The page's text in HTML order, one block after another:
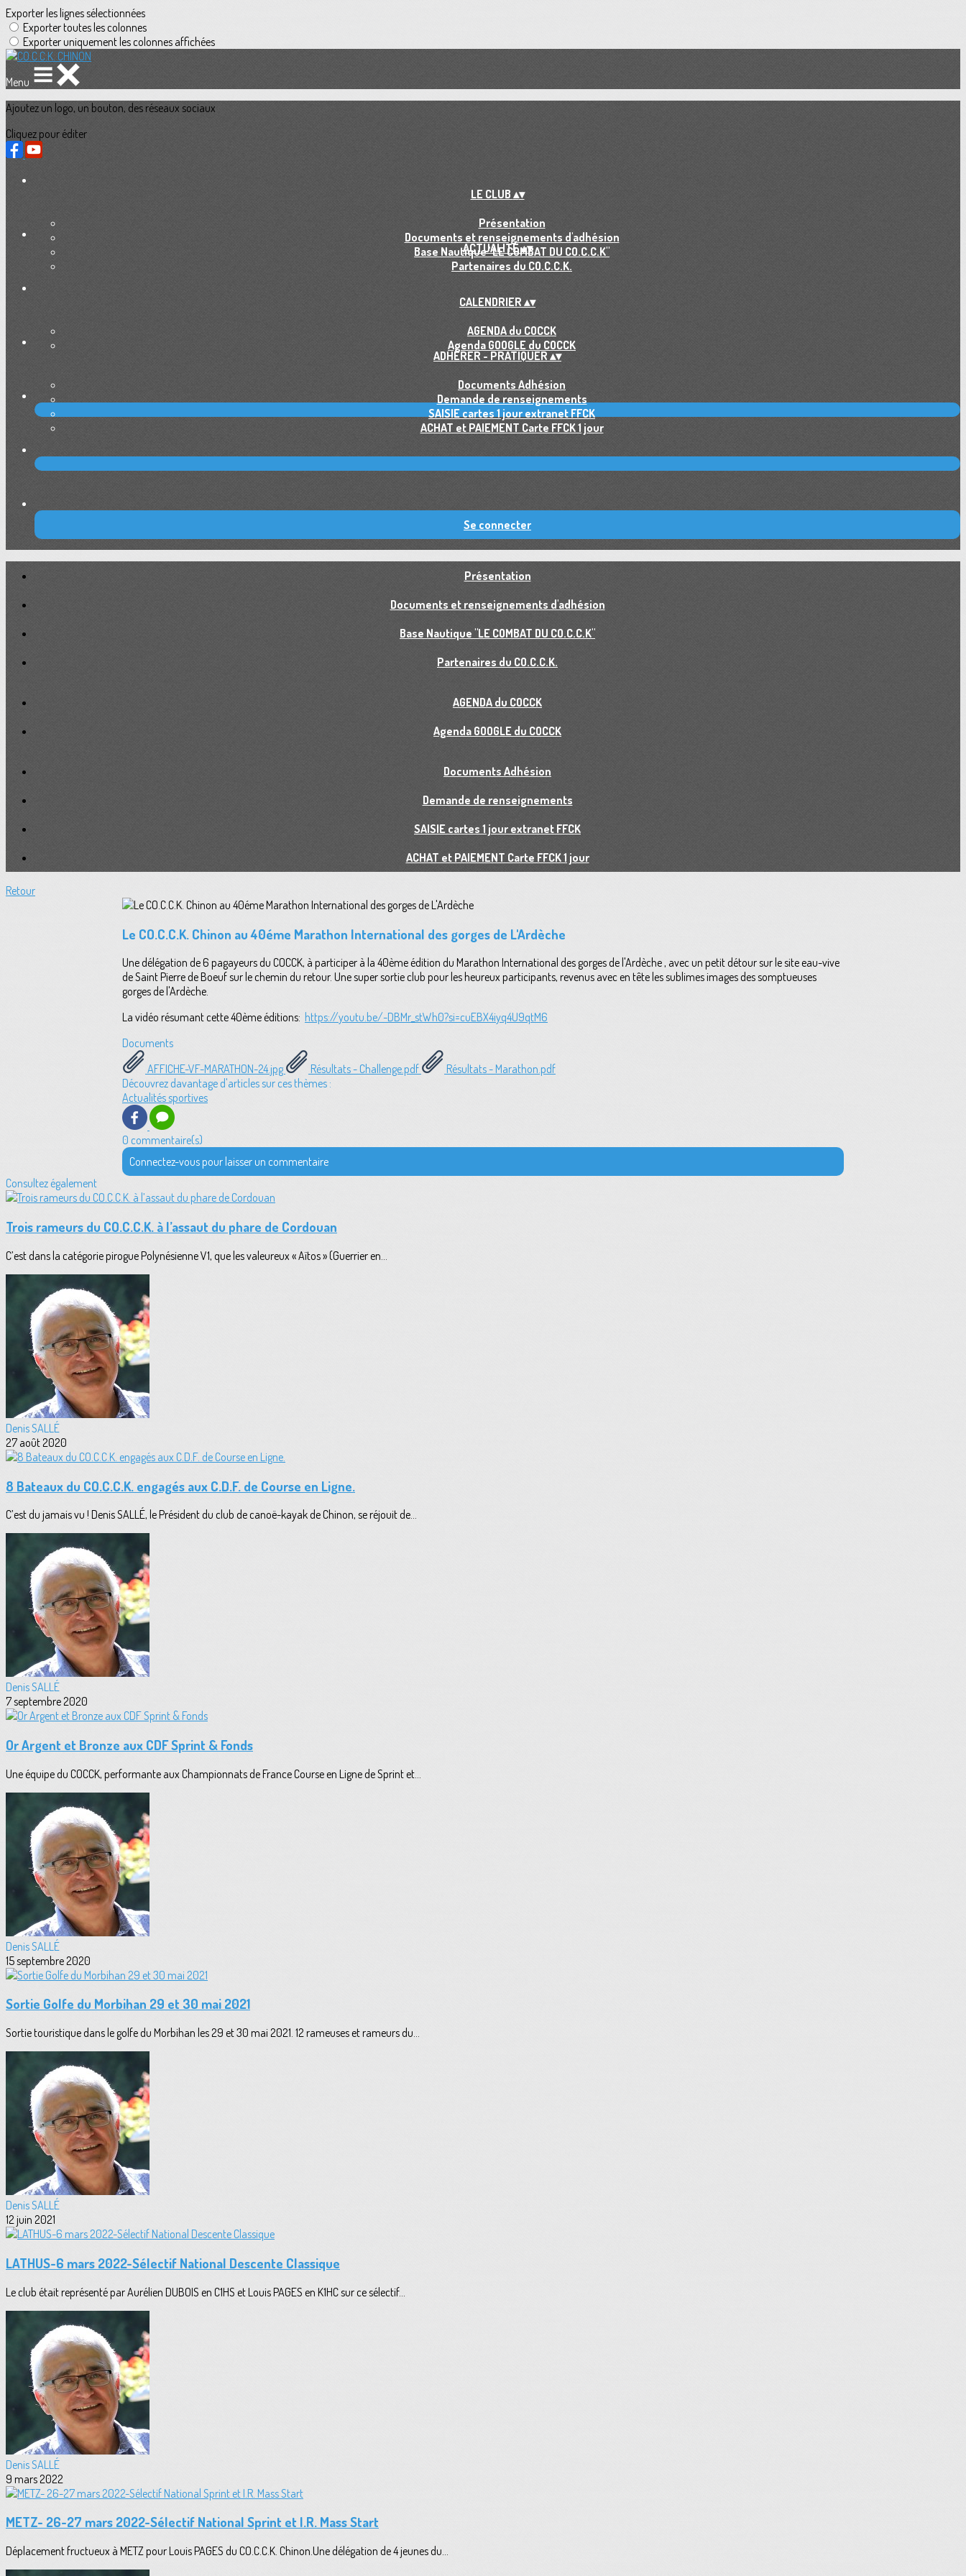
Exporter les lignes sélectionnées
Exporter toutes les colonnes
Exporter uniquement les colonnes affichées
Menu
Ajoutez un logo, un bouton, des réseaux sociaux
Cliquez pour éditer
LE CLUB ▴▾
Présentation
Documents et renseignements d'adhésion
Base Nautique "LE COMBAT DU CO.C.C.K"
Partenaires du CO.C.C.K.
ACTUALITÉ▴▾
CALENDRIER ▴▾
AGENDA du COCCK
Agenda GOOGLE du COCCK
ADHÉRER - PRATIQUER ▴▾
Documents Adhésion
Demande de renseignements
SAISIE cartes 1 jour extranet FFCK
ACHAT et PAIEMENT Carte FFCK 1 jour
Se connecter
Présentation
Documents et renseignements d'adhésion
Base Nautique "LE COMBAT DU CO.C.C.K"
Partenaires du CO.C.C.K.
AGENDA du COCCK
Agenda GOOGLE du COCCK
Documents Adhésion
Demande de renseignements
SAISIE cartes 1 jour extranet FFCK
ACHAT et PAIEMENT Carte FFCK 1 jour
Retour
Le CO.C.C.K. Chinon au 40éme Marathon International des gorges de L'Ardèche
Une délégation de 6 pagayeurs du COCCK, à participer à la 40ème édition du Marathon International des gorges de l'Ardèche , avec un petit détour sur le site eau-vive
de Saint Pierre de Boeuf sur le chemin du retour. Une super sortie club pour les heureux participants, revenus avec en tête les sublimes images des somptueuses
gorges de l'Ardèche.
La vidéo résumant cette 40ème éditions: https://youtu.be/-DBMr_stWh0?si=cuEBX4iyq4U9qtM6
Documents
AFFICHE-VF-MARATHON-24.jpg
Résultats - Challenge.pdf
Résultats - Marathon.pdf
Découvrez davantage d'articles sur ces thèmes :
Actualités sportives
0 commentaire(s)
Connectez-vous pour laisser un commentaire
Consultez également
Trois rameurs du CO.C.C.K. à l’assaut du phare de Cordouan
C’est dans la catégorie pirogue Polynésienne V1, que les valeureux « Aïtos » (Guerrier en...
Denis SALLÉ
27 août 2020
8 Bateaux du CO.C.C.K. engagés aux C.D.F. de Course en Ligne.
C’est du jamais vu ! Denis SALLÉ, le Président du club de canoë-kayak de Chinon, se réjouit de...
Denis SALLÉ
7 septembre 2020
Or Argent et Bronze aux CDF Sprint & Fonds
Une équipe du COCCK, performante aux Championnats de France Course en Ligne de Sprint et...
Denis SALLÉ
15 septembre 2020
Sortie Golfe du Morbihan 29 et 30 mai 2021
Sortie touristique dans le golfe du Morbihan les 29 et 30 mai 2021. 12 rameuses et rameurs du...
Denis SALLÉ
12 juin 2021
LATHUS-6 mars 2022-Sélectif National Descente Classique
Le club était représenté par Aurélien DUBOIS en C1HS et Louis PAGES en K1HC sur ce sélectif...
Denis SALLÉ
9 mars 2022
METZ- 26-27 mars 2022-Sélectif National Sprint et I.R. Mass Start
Déplacement fructueux à METZ pour Louis PAGES du CO.C.C.K. Chinon.Une délégation de 4 jeunes du...